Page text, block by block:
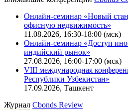
Онлайн-семинар «Новый
офисную недвижимость»
11.08.2026, 16:30-18:00 (мск)
Онлайн-семинар «Доступ
индийский рынок»
27.08.2026, 16:00-17:00 (мск)
VIII международная
Республики Узбекистан»
17.09.2026, Ташкент
Журнал Cbonds Review